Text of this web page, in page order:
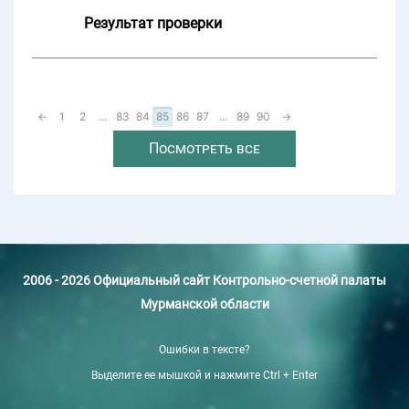
Результат проверки
← 1 2 ... 83 84 85 86 87 ... 89 90 →
Посмотреть все
2006 - 2026 Официальный сайт Контрольно-счетной палаты
Мурманской области
Ошибки в тексте?
Выделите ее мышкой и нажмите Ctrl + Enter